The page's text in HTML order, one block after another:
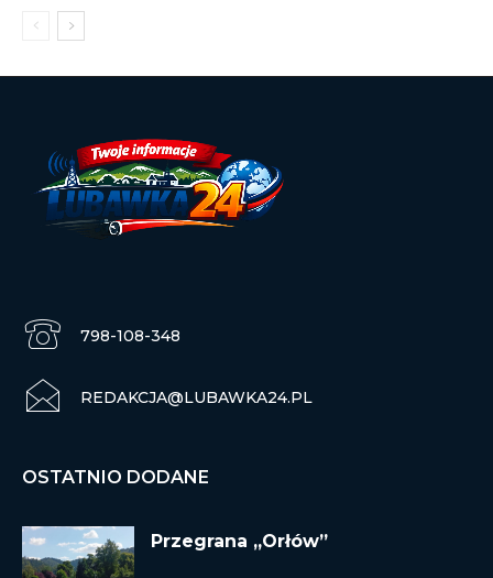
798-108-348
REDAKCJA@LUBAWKA24.PL
OSTATNIO DODANE
Przegrana „Orłów”